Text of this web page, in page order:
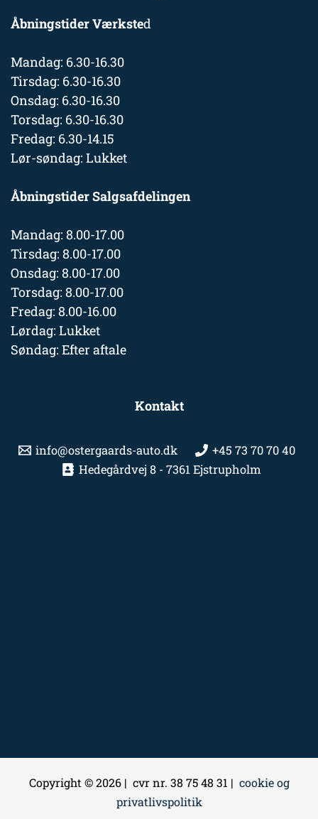
Åbningstider Værksted
Mandag: 6.30-16.30
Tirsdag: 6.30-16.30
Onsdag: 6.30-16.30
Torsdag: 6.30-16.30
Fredag: 6.30-14.15
Lør-søndag: Lukket
Åbningstider Salgsafdelingen
Mandag: 8.00-17.00
Tirsdag: 8.00-17.00
Onsdag: 8.00-17.00
Torsdag: 8.00-17.00
Fredag: 8.00-16.00
Lørdag: Lukket
Søndag: Efter aftale
Kontakt
info@ostergaards-auto.dk
+45 73 70 70 40
Hedegårdvej 8 - 7361 Ejstrupholm
Copyright © 2026 | cvr nr. 38 75 48 31 | cookie og
privatlivspolitik